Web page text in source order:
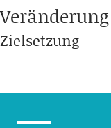
Veränderung
Zielsetzung